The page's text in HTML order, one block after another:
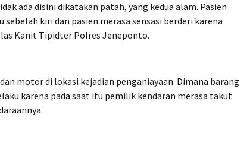
ada disini dikatakan patah, yang kedua alam. Pasien
kiri dan pasien merasa sensasi berderi karena
Kanit Tipidter Polres Jeneponto.
motor di lokasi kejadian penganiayaan. Dimana barang
karena pada saat itu pemilik kendaran merasa takut